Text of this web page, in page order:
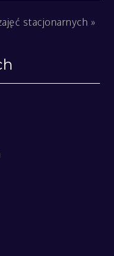
stacjonarnych »